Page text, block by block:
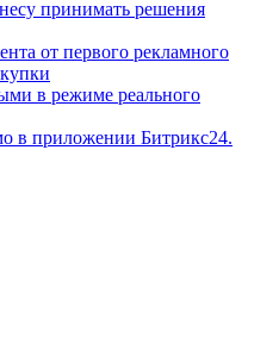
принимать решения
от первого рекламного
в режиме реального
в приложении Битрикс24.